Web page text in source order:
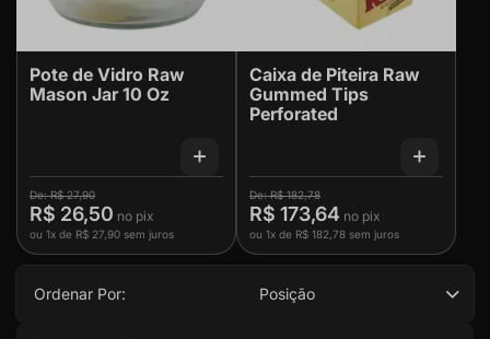
Pote de Vidro Raw
Mason Jar 10 Oz
R$ 27,90
R$ 26,50
ou 1x de R$ 27,90 sem juros
Caixa de Piteira Raw
Gummed Tips
Perforated
R$ 182,78
R$ 173,64
ou 1x de R$ 182,78 sem juros
Ordenar Por: Posição